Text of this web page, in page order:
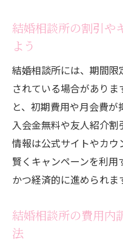
結婚相談所の割引や
よう
結婚相談所には、期間
されている場合がありま
と、初期費用や月会費が
入会金無料や友人紹介
情報は公式サイトやカウ
賢くキャンペーンを利
かつ経済的に進められま
結婚相談所の費用内
法